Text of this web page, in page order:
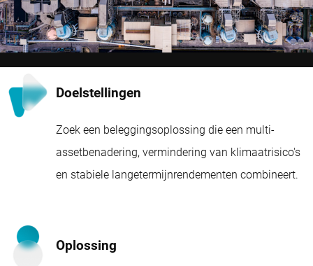
Doelstellingen
Zoek een beleggingsoplossing die een multi-
assetbenadering, vermindering van klimaatrisico's
en stabiele langetermijnrendementen combineert.
Oplossing